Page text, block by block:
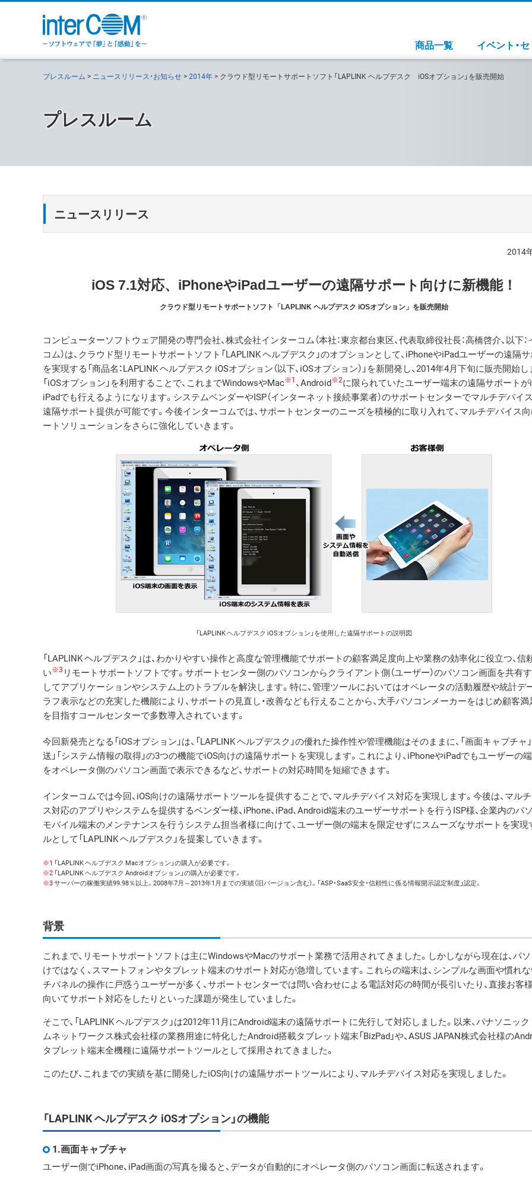
商品一覧 イベント・
プレスルーム ニュースリリース・お知らせ 2014年 クラウド型リモートサポートソフト「LAPLINK ヘルプデスク iOSオプション」を販売開始
プレスルーム
ニュースリリース
2014
iOS 7.1対応、iPhoneやiPadユーザーの遠隔サポート向けに新機能！
クラウド型リモートサポートソフト「LAPLINK ヘルプデスク iOSオプション」を販売開始
コンピューターソフトウェア開発の専門会社、株式会社インターコム（本社：東京都台東区、代表取締役社長：高橋啓介、以下
コム）は、クラウド型リモートサポートソフト「LAPLINK ヘルプデスク」のオプションとして、iPhoneやiPadユーザーの遠隔
を実現する「商品名：LAPLINK ヘルプデスク iOSオプション（以下、iOSオプション）」を新開発し、2014年4月下旬に販売開始し
「iOSオプション」を利用することで、これまでWindowsやMac※1、Android※2に限られていたユーザー端末の遠隔サポートが
iPadでも行えるようになります。システムベンダーやISP（インターネット接続事業者）のサポートセンターでマルチデバイ
遠隔サポート提供が可能です。今後インターコムでは、サポートセンターのニーズを積極的に取り入れて、マルチデバイス
ートソリューションをさらに強化していきます。
「LAPLINK ヘルプデスク iOSオプション」を使用した遠隔サポートの説明図
「LAPLINK ヘルプデスク」は、わかりやすい操作と高度な管理機能でサポートの顧客満足度向上や業務の効率化に役立つ、信
い※3 リモートサポートソフトです。サポートセンター側のパソコンからクライアント側（ユーザー）のパソコン画面を共有
してアプリケーションやシステム上のトラブルを解決します。特に、管理ツールにおいてはオペレータの活動履歴や統計デ
ラフ表示などの充実した機能により、サポートの見直し・改善なども行えることから、大手パソコンメーカーをはじめ顧客
を目指すコールセンターで多数導入されています。
今回新発売となる「iOSオプション」は、「LAPLINK ヘルプデスク」の優れた操作性や管理機能はそのままに、「画面キャプチャ」
送」「システム情報の取得」の3つの機能でiOS向けの遠隔サポートを実現します。これにより、iPhoneやiPadでもユーザーの
をオペレータ側のパソコン画面で表示できるなど、サポートの対応時間を短縮できます。
インターコムでは今回、iOS向けの遠隔サポートツールを提供することで、マルチデバイス対応を実現します。今後は、マル
ス対応のアプリやシステムを提供するベンダー様、iPhone、iPad、Android端末のユーザーサポートを行うISP様、企業内のパ
モバイル端末のメンテナンスを行うシステム担当者様に向けて、ユーザー側の端末を限定せずにスムーズなサポートを実現
ルとして「LAPLINK ヘルプデスク」を提案していきます。
※1 「LAPLINK ヘルプデスク Macオプション」の購入が必要です。
※2 「LAPLINK ヘルプデスク Androidオプション」の購入が必要です。
※3サーバーの稼働実績99.98％以上。2008年7月～2013年1月までの実績（旧バージョン含む）。「ASP・SaaS安全・信頼性に係る情報開示認定制度」認定。
背景
これまで、リモートサポートソフトは主にWindowsやMacのサポート業務で活用されてきました。しかしながら現在は、パ
けではなく、スマートフォンやタブレット端末のサポート対応が急増しています。これらの端末は、シンプルな画面や慣れ
チパネルの操作に戸惑うユーザーが多く、サポートセンターでは問い合わせによる電話対応の時間が長引いたり、直接お客
向いてサポート対応をしたりといった課題が発生していました。
そこで、「LAPLINK ヘルプデスク」は2012年11月にAndroid端末の遠隔サポートに先行して対応しました。以来、パナソニッ
ムネットワークス株式会社様の業務用途に特化したAndroid搭載タブレット端末「BizPad」や、ASUS JAPAN株式会社様の
タブレット端末全機種に遠隔サポートツールとして採用されてきました。
このたび、これまでの実績を基に開発したiOS向けの遠隔サポートツールにより、マルチデバイス対応を実現しました。
「LAPLINK ヘルプデスク iOSオプション」の機能
1.画面キャプチャ
ユーザー側でiPhone、iPad画面の写真を撮ると、データが自動的にオペレータ側のパソコン画面に転送されます。